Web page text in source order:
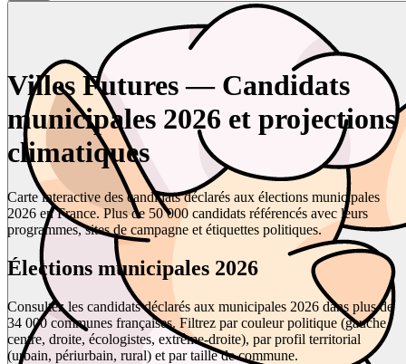
Villes Futures — Candidats
municipales 2026 et projections
climatiques
Carte interactive des candidats déclarés aux élections municipales
2026 en France. Plus de 50 000 candidats référencés avec leurs
programmes, sites de campagne et étiquettes politiques.
Élections municipales 2026
Consultez les candidats déclarés aux municipales 2026 dans plus de
34 000 communes françaises. Filtrez par couleur politique (gauche,
centre, droite, écologistes, extrême-droite), par profil territorial
(urbain, périurbain, rural) et par taille de commune.